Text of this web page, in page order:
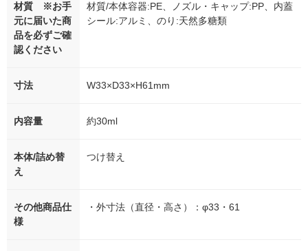
材質 ※お手
元に届いた商
品を必ずご確
認ください
材質/本体容器:PE、ノズル・キャップ:PP、内蓋
シール:アルミ、のり:天然多糖類
寸法 W33×D33×H61mm
内容量 約30ml
本体/詰め替
え
つけ替え
その他商品仕
様
・外寸法（直径・高さ）：φ33・61